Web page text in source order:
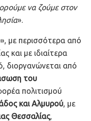
να ζούμε στον
».
», με περισσότερα από
και με ιδιαίτερα
διοργανώνεται από
του
πολιτισμού
και Αλμυρού, με
Θεσσαλίας,